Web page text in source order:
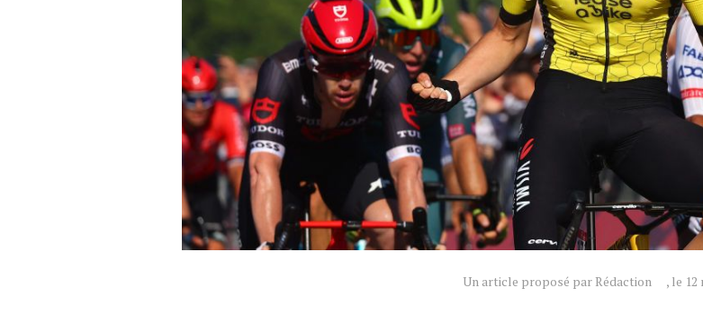
Un article proposé par Rédaction , le 12